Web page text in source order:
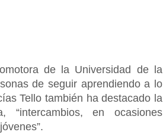
de la Universidad de la
de seguir aprendiendo a lo
Tello también ha destacado la
en ocasiones